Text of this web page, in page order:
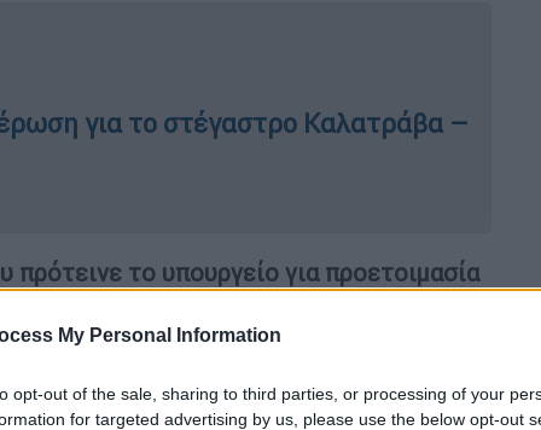
My Personal Information
opt-out of the sale, sharing to third parties, or processing of your
for targeted advertising by us, please use the below opt-out
για το στέγαστρο Καλατράβα –
πρότεινε το υπουργείο για προετοιμασία
τα φτερά στους νέους αθλητές.
να αθλούμαστε. Τόσα χρόνια προσπαθούμε
χώρα, αλλά έχουμε μείνει στο “θα”…»,